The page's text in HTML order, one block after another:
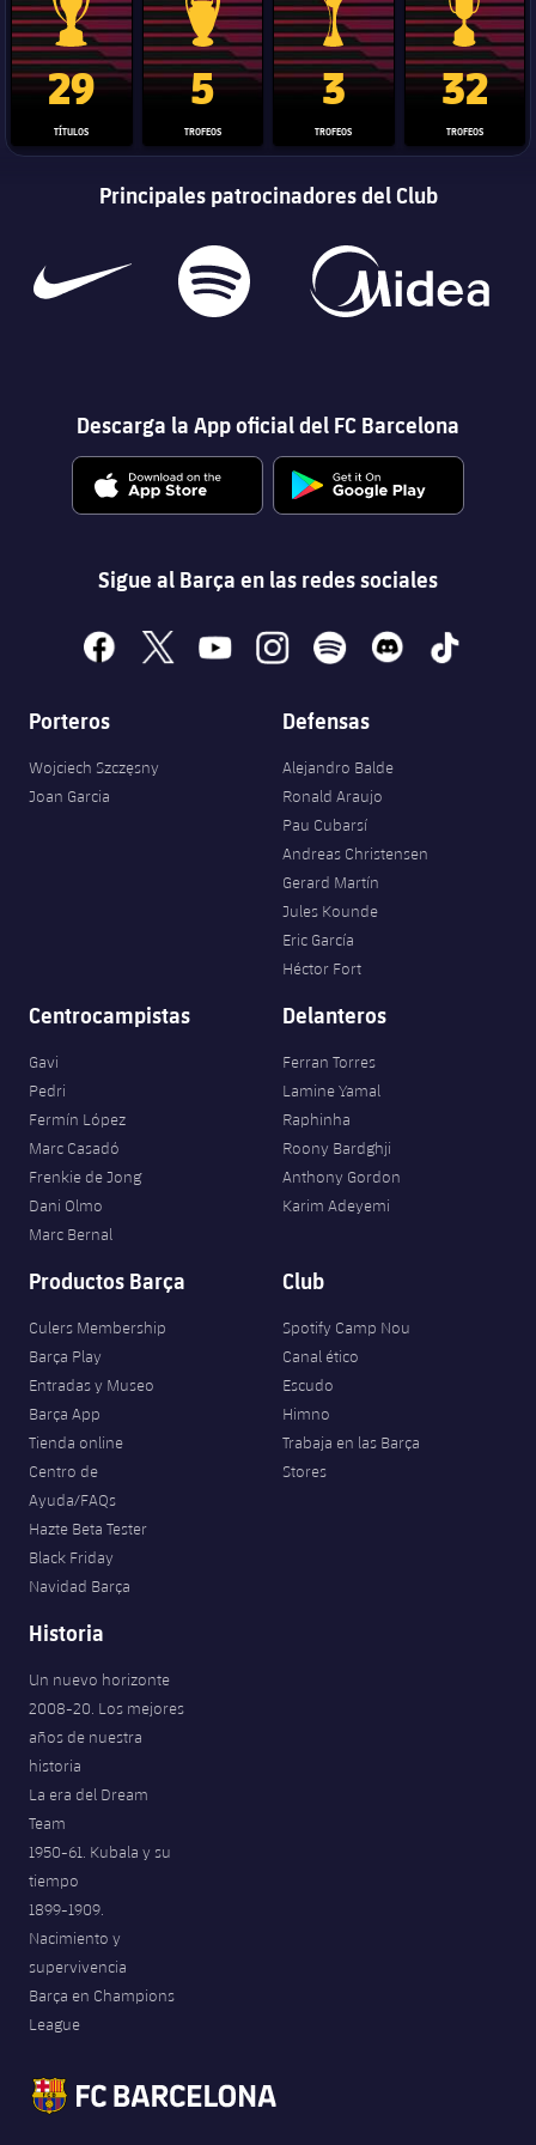
Trofeo de La Liga
29
TÍTULOS
Trofeo de la Liga de Campeones
5
TROFEOS
Trofeo del Mundial de
3
TROFEOS
Copa del
32
TROFEOS
Principales patrocinadores del Club
Descarga la App oficial del FC Barcelona
Sigue al Barça en las redes sociales
facebook
x youtubeinstagramspotify discord tiktok
Porteros
Wojciech Szczęsny
Joan Garcia
Defensas
Alejandro Balde
Ronald Araujo
Pau Cubarsí
Andreas Christensen
Gerard Martín
Jules Kounde
Eric García
Héctor Fort
Centrocampistas
Gavi
Pedri
Fermín López
Marc Casadó
Frenkie de Jong
Dani Olmo
Marc Bernal
Delanteros
Ferran Torres
Lamine Yamal
Raphinha
Roony Bardghji
Anthony Gordon
Karim Adeyemi
Productos Barça
Culers Membership
Barça Play
Entradas y Museo
Barça App
Tienda online
Centro de
Ayuda/FAQs
Hazte Beta Tester
Black Friday
Navidad Barça
Club
Spotify Camp Nou
Canal ético
Escudo
Himno
Trabaja en las Barça
Stores
Historia
Un nuevo horizonte
2008-20. Los mejores
años de nuestra
historia
La era del Dream
Team
1950-61. Kubala y su
tiempo
1899-1909.
Nacimiento y
supervivencia
Barça en Champions
League